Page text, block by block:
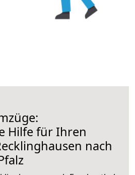
Hilfe für Ihren
nach